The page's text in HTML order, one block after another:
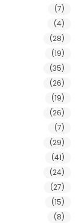
(7)
(4)
(28)
(19)
(35)
(26)
(19)
(26)
(7)
(29)
(41)
(24)
(27)
(15)
(8)